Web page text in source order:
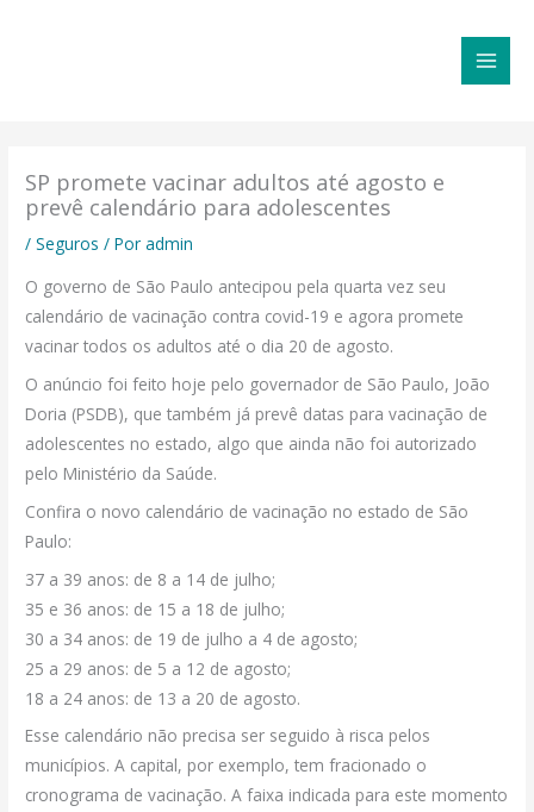
SP promete vacinar adultos até agosto e
prevê calendário para adolescentes
/Seguros / Poradmin
O governo de São Paulo antecipou pela quarta vez seu
calendário de vacinação contra covid-19 e agora promete
vacinar todos os adultos até o dia 20 de agosto.
O anúncio foi feito hoje pelo governador de São Paulo, João
Doria (PSDB), que também já prevê datas para vacinação de
adolescentes no estado, algo que ainda não foi autorizado
pelo Ministério da Saúde.
Confira o novo calendário de vacinação no estado de São
Paulo:
37 a 39 anos: de 8 a 14 de julho;
35 e 36 anos: de 15 a 18 de julho;
30 a 34 anos: de 19 de julho a 4 de agosto;
25 a 29 anos: de 5 a 12 de agosto;
18 a 24 anos: de 13 a 20 de agosto.
Esse calendário não precisa ser seguido à risca pelos
municípios. A capital, por exemplo, tem fracionado o
cronograma de vacinação. A faixa indicada para este momento